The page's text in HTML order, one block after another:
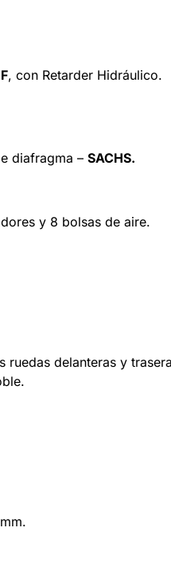
, con Retarder Hidráulico.
diafragma – SACHS.
y 8 bolsas de aire.
delanteras y